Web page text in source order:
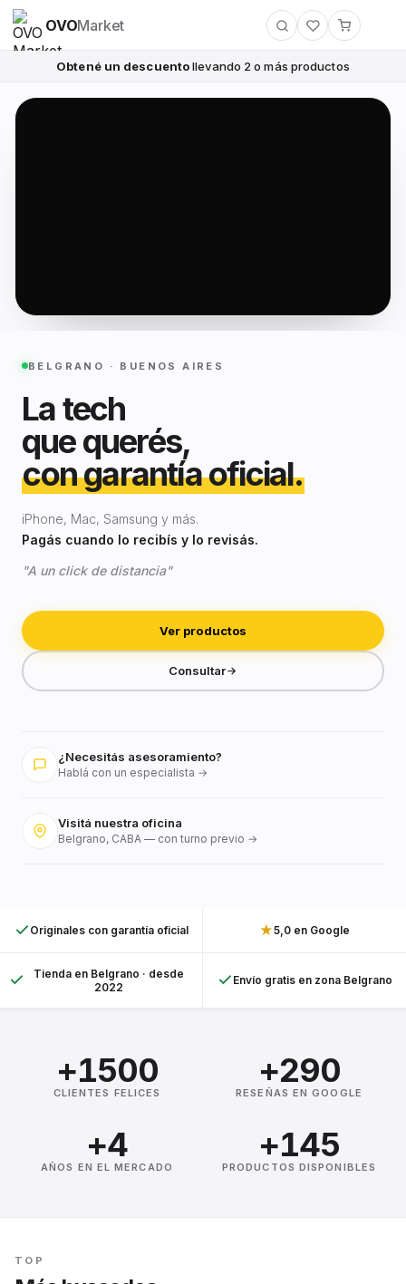
OVOMarket
Obtené un descuentollevando 2 o más productos
BELGRANO · BUENOS AIRES
La tech
que querés,
con garantía oficial.
iPhone, Mac, Samsung y más.
Pagás cuando lo recibís y lo revisás.
"A un click de distancia"
Ver productos
Consultar
¿Necesitás asesoramiento?
Hablá con un especialista →
Visitá nuestra oficina
Belgrano, CABA — con turno previo →
Originales con garantía oficial ★5,0 en Google
Tienda en Belgrano · desde
2022
Envío gratis en zona Belgrano
+1500
CLIENTES FELICES
+290
RESEÑAS EN GOOGLE
+4
AÑOS EN EL MERCADO
+145
PRODUCTOS DISPONIBLES
TOP